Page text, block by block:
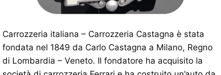
Carrozzeria italiana – Carrozzeria Castagna è stata
fondata nel 1849 da Carlo Castagna a Milano, Regno
di Lombardia – Veneto. Il fondatore ha acquisito la